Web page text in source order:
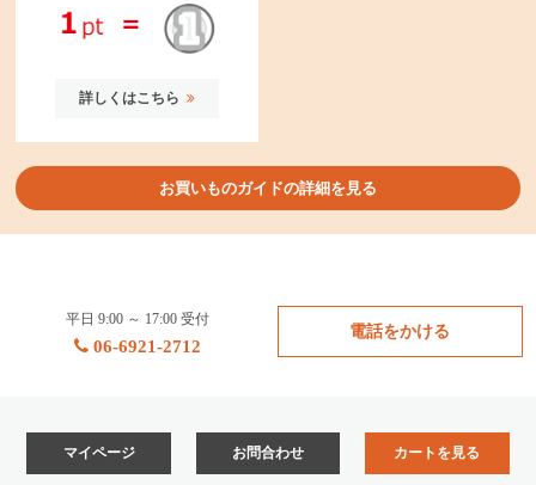
詳しくはこちら
お買いものガイドの詳細を見る
平日 9:00 ～ 17:00 受付
06-6921-2712
電話をかける
マイページ お問合わせ カートを見る